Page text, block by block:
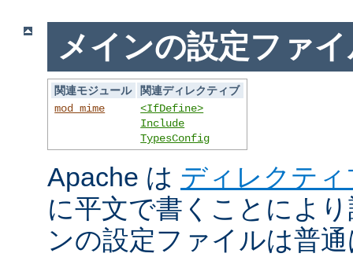
メインの設定ファ
関連モジュール
関連ディレクティブ
mod_mime
<IfDefine>
Include
TypesConfig
Apache は ディレクティ
に平文で書くことによ
ンの設定ファイルは普